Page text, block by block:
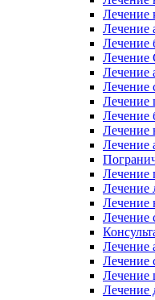
Лечение
Лечение
Лечение
Лечение
Лечение
Лечение
Лечение
Лечение
Лечение
Лечение
Лечение
Лечение
Лечение
Лечение
Лечение
Лечение
Лечение